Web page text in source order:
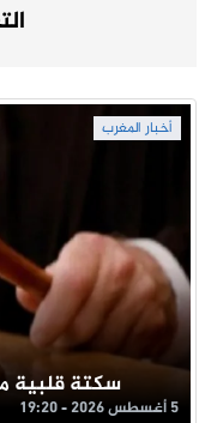
أخبار المغرب
سكتة قلبية
5 أغسطس 2026 - 19:20